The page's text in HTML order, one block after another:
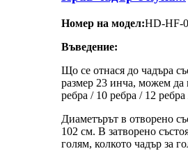
Номер на модел:HD-HF-
Въведение:
Що се отнася до чадъра
размер 23 инча, можем да
ребра / 10 ребра / 12 ребра
Диаметърът в отворено
102 см. В затворено
голям, колкото чадър за